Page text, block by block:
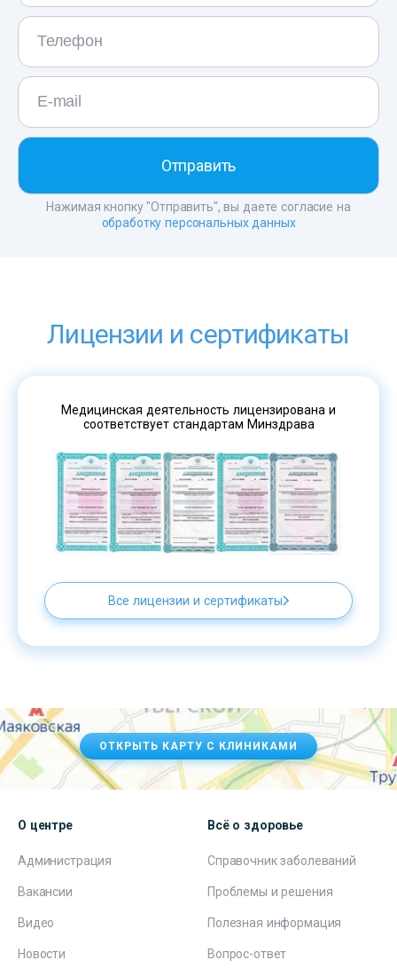
Нажимая кнопку "Отправить", вы даете согласие на
обработку персональных данных
Лицензии и сертификаты
Медицинская деятельность лицензирована и
соответствует стандартам Минздрава
Все лицензии и сертификаты
ОТКРЫТЬ КАРТУ С КЛИНИКАМИ
О центре
Администрация
Вакансии
Видео
Новости
Всё о здоровье
Справочник заболеваний
Проблемы и решения
Полезная информация
Вопрос-ответ